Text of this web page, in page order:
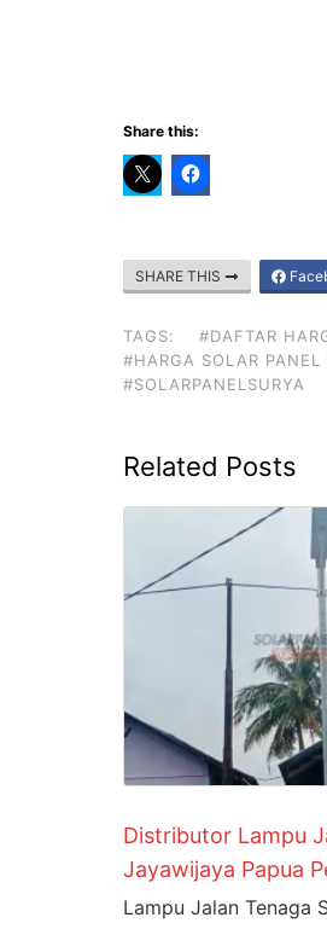
Share this:
SHARE THIS
TAGS: #DAFTAR
#HARGA SOLAR PANEL
#SOLARPANELSURYA
Related Posts
Distributor Lampu
Jayawijaya Papua
Lampu Jalan Tenaga